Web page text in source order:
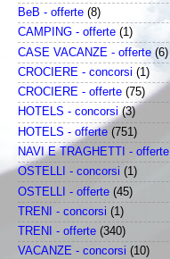
BeB - offerte (8)
CAMPING - offerte (1)
CASE VACANZE - offerte (6)
CROCIERE - concorsi (1)
CROCIERE - offerte (75)
HOTELS - concorsi (3)
HOTELS - offerte (751)
NAVI E TRAGHETTI - offerte
OSTELLI - concorsi (1)
OSTELLI - offerte (45)
TRENI - concorsi (1)
TRENI - offerte (340)
VACANZE - concorsi (10)